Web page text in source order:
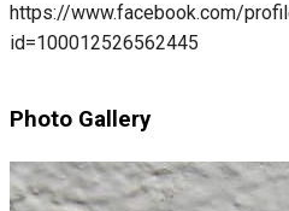
https://www.facebook.com/
id=100012526562445
Photo Gallery